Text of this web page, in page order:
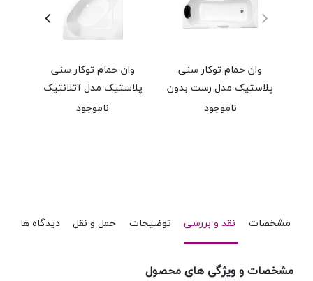
وان حمام توکار سنی
پلاستیک مدل رست بدون
ناموجود
وان حمام توکار سنی
پلاستیک مدل آتلانتیک
بدون شاسی و پانل اندازه
ناموجود
مشخصات نقد و بررسی توضیحات حمل و نقل دیدگاه ها
مشخصات و ویژگی های محصول